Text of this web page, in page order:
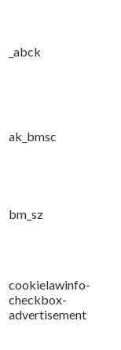
_abck
ak_bmsc
bm_sz
cookielawinfo-
checkbox-
advertisement